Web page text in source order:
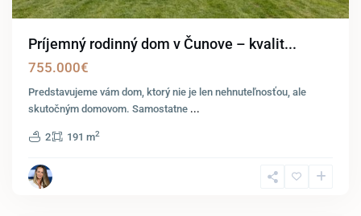
Príjemný rodinný dom v Čunove – kvalit...
755.000€
Predstavujeme vám dom, ktorý nie je len nehnuteľnosťou, ale
skutočným domovom. Samostatne ...
2 191 m2